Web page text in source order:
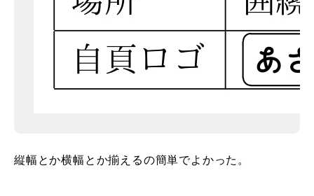
縦幅とか横幅とか揃えるの簡単でよかった。